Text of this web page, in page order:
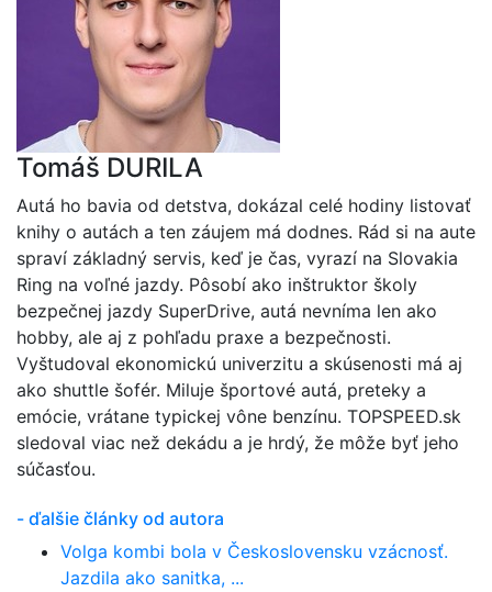
Tomáš DURILA
Autá ho bavia od detstva, dokázal celé hodiny listovať
knihy o autách a ten záujem má dodnes. Rád si na aute
spraví základný servis, keď je čas, vyrazí na Slovakia
Ring na voľné jazdy. Pôsobí ako inštruktor školy
bezpečnej jazdy SuperDrive, autá nevníma len ako
hobby, ale aj z pohľadu praxe a bezpečnosti.
Vyštudoval ekonomickú univerzitu a skúsenosti má aj
ako shuttle šofér. Miluje športové autá, preteky a
emócie, vrátane typickej vône benzínu. TOPSPEED.sk
sledoval viac než dekádu a je hrdý, že môže byť jeho
súčasťou.
- ďalšie články od autora
Volga kombi bola v Československu vzácnosť.
Jazdila ako sanitka, ...